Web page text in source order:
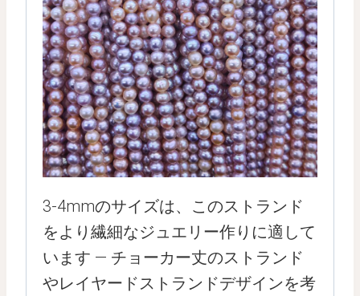
3-4mmのサイズは、このストランド
をより繊細なジュエリー作りに適して
います — チョーカー丈のストランド
やレイヤードストランドデザインを考